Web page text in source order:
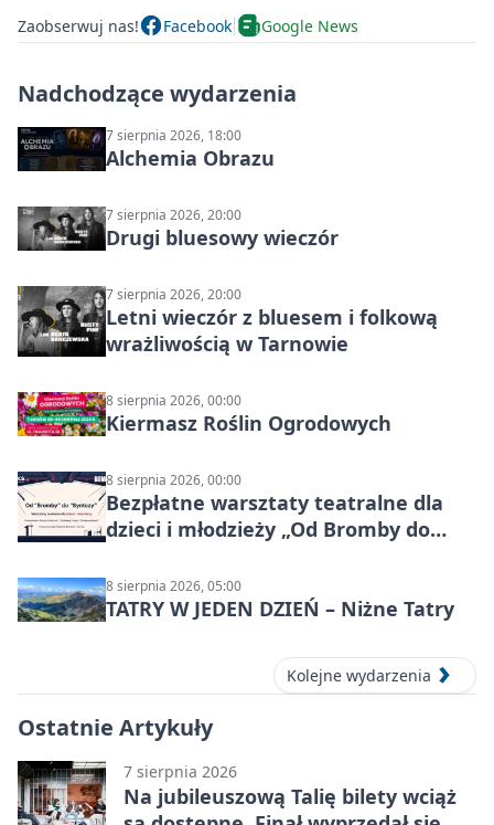
Zaobserwuj nas! Facebook Google News
Nadchodzące wydarzenia
7 sierpnia 2026, 18:00
Alchemia Obrazu
7 sierpnia 2026, 20:00
Drugi bluesowy wieczór
7 sierpnia 2026, 20:00
Letni wieczór z bluesem i folkową
wrażliwością w Tarnowie
8 sierpnia 2026, 00:00
Kiermasz Roślin Ogrodowych
8 sierpnia 2026, 00:00
Bezpłatne warsztaty teatralne dla
dzieci i młodzieży „Od Bromby do
8 sierpnia 2026, 05:00
TATRY W JEDEN DZIEŃ – Niżne Tatry
Kolejne wydarzenia
Ostatnie Artykuły
7 sierpnia 2026
Na jubileuszową Talię bilety wciąż